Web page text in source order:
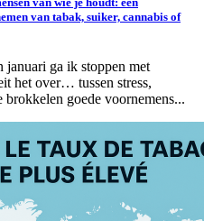
van tabak, suiker, cannabis of
januari ga ik stoppen met
het over… tussen stress,
goede voornemens...